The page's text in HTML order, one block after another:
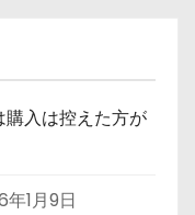
購入は控えた方が
1月9日